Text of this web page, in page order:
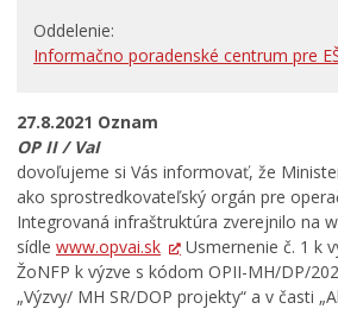
FINANCIE
Kultúra, šport a propagácia
Rodina, život, bývanie
Školstvo
Stavby, prenájmy a pozemky
Zamestnanie v samospráve
Životné prostredie a odpady
Oddelenie
Informačno poradenské centrum pre
27.8.2021 Oznam
OP II / VaI
dovoľujeme si Vás informovať, že
ako sprostredkovateľský orgán pre
Integrovaná infraštruktúra zverejnilo na
sídle www.opvai.sk
Usmernenie č. 1 k
ŽoNFP k výzve s kódom OPII-MH/DP/
„Výzvy/ MH SR/DOP projekty“ a v časti